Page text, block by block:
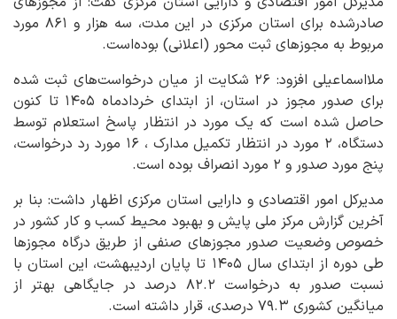
صادرشده برای استان مرکزی در این مدت، سه هزار و ۸۶۱ مورد
مربوط به مجوزهای ثبت محور (اعلانی) بوده‌است.
ملااسماعیلی افزود: ۲۶ شکایت از میان درخواست‌های ثبت شده
برای صدور مجوز در استان، از ابتدای خردادماه ۱۴۰۵ تا کنون
حاصل شده است که یک مورد در انتظار پاسخ استعلام توسط
دستگاه، ۲ مورد در انتظار تکمیل مدارک ، ۱۶ مورد رد درخواست،
پنج مورد صدور و ۲ مورد انصراف بوده است.
مدیرکل امور اقتصادی و دارایی استان مرکزی اظهار داشت: بنا بر
آخرین گزارش مرکز ملی پایش و بهبود محیط کسب و کار کشور در
خصوص وضعیت صدور مجوزهای صنفی از طریق درگاه مجوزها
طی دوره از ابتدای سال ۱۴۰۵ تا پایان اردیبهشت، این استان با
نسبت صدور به درخواست ۸۲.۲ درصد در جایگاهی بهتر از
میانگین کشوری ۷۹.۳ درصدی، قرار داشته است.